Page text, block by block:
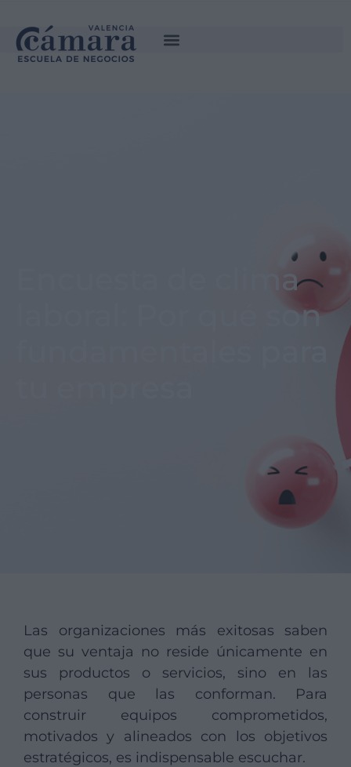
Encuesta de clima
laboral: Por qué son
Las organizaciones más exitosas saben
que su ventaja no reside únicamente en
sus productos o servicios, sino en las
personas que las conforman. Para
construir equipos comprometidos,
motivados y alineados con los objetivos
estratégicos, es indispensable escuchar.